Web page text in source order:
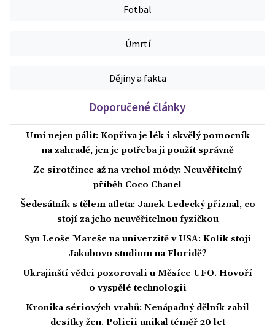
Fotbal
Úmrtí
Dějiny a fakta
Doporučené články
Umí nejen pálit: Kopřiva je lék i skvělý pomocník
na zahradě, jen je potřeba ji použít správně
Ze sirotčince až na vrchol módy: Neuvěřitelný
příběh Coco Chanel
Šedesátník s tělem atleta: Janek Ledecký přiznal, co
stojí za jeho neuvěřitelnou fyzičkou
Syn Leoše Mareše na univerzitě v USA: Kolik stojí
Jakubovo studium na Floridě?
Ukrajinští vědci pozorovali u Měsíce UFO. Hovoří
o vyspělé technologii
Kronika sériových vrahů: Nenápadný dělník zabil
desítky žen. Policii unikal téměř 20 let